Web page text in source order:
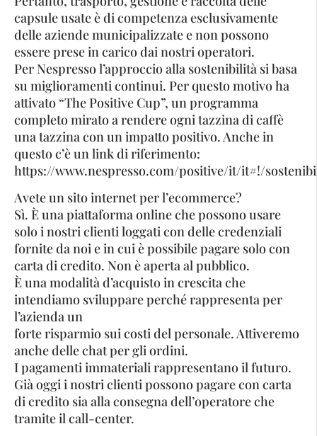
capsule usate è di competenza esclusivamente
delle aziende municipalizzate e non possono
essere prese in carico dai nostri operatori.
Per Nespresso l’approccio alla sostenibilità si basa
su miglioramenti continui. Per questo motivo ha
attivato “The Positive Cup”, un programma
completo mirato a rendere ogni tazzina di caffè
una tazzina con un impatto positivo. Anche in
questo c’è un link di riferimento:
https://www.nespresso.com/positive/it/it#!/
Avete un sito internet per l’ecommerce?
Sì. È una piattaforma online che possono usare
solo i nostri clienti loggati con delle credenziali
fornite da noi e in cui è possibile pagare solo con
carta di credito. Non è aperta al pubblico.
È una modalità d’acquisto in crescita che
intendiamo sviluppare perché rappresenta per
l’azienda un
forte risparmio sui costi del personale. Attiveremo
anche delle chat per gli ordini.
I pagamenti immateriali rappresentano il futuro.
Già oggi i nostri clienti possono pagare con carta
di credito sia alla consegna dell’operatore che
tramite il call-center.